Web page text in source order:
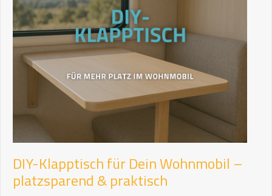
DIY-Klapptisch für Dein Wohnmobil –
platzsparend & praktisch